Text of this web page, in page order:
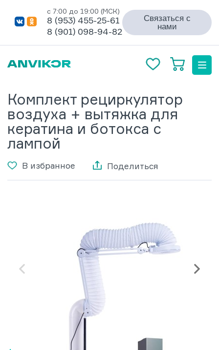
с 7:00 до 19:00 (МСК)
8 (953) 455-25-61
8 (901) 098-94-82
Связаться с
нами
Комплект рециркулятор
воздуха + вытяжка для
кератина и ботокса с
лампой
В избранное Поделиться